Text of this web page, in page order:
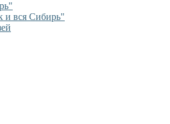
и вся Сибирь"